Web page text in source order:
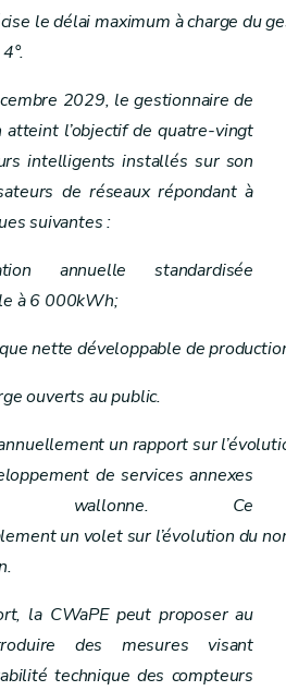
à caractère social
protégés
locales pour l'énergie
sociale énergétique
d'action préventive en matière d'énergie
l'électricité produite à partir de sources d'énergie renouvelables et/ou de cogénération à haut rendement (Décret du 4 octobre 2007, art. 8)
d'énergie renouvelables et de la cogénération de qualité
le délai maximum à charge du
2029, le gestionnaire de
l’objectif de quatre-vingt
intelligents installés sur son
de réseaux répondant à
suivantes :
annuelle standardisée
à 6 000kWh;
nette développable de
ouverts au public.
un rapport sur
de services annexes
wallonne. Ce
un volet sur l’évolution du
la CWaPE peut proposer au
des mesures visant
technique des compteurs